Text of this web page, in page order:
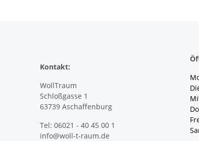
Kontakt:
WollTraum
Schloßgasse 1
63739 Aschaffenburg
Tel: 06021 - 40 45 00 1
info@woll-t-raum.de